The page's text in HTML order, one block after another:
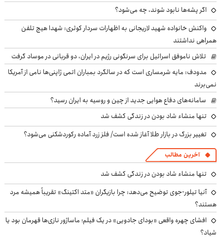
اگر پشه‌ها نابود شوند، چه می‌شود؟
واکنش خانواده شهید لاریجانی به اظهارات سردار کوثری: شهدا هیچ تلفن
همراهی نداشتند
تلاش ناموفق اسرائیل برای سرنگونی رژیم در ایران، دو قربانی در موساد گرفت
مدودف: مایه شرمساری است که در سالگرد بمباران اتمی ژاپنی‌ها نامی از آمریکا
نمی‌برند
سامانه‌های دفاع هوایی جدید از چین و روسیه به ایران رسید؟
تنها منشاء شاد بودن در زندگی کشف شد
تغییر بزرگ در بازار طلا آغاز شده است/ فلز زرد آماده رکوردشکنی می‌شود؟
آخرین مطالب
تنها منشاء شاد بودن در زندگی کشف شد
آنیا تیلور-جوی توضیح می‌دهد: چرا بازیگران «متد اکتینگ» تقریباً همیشه مرد
هستند؟
افشای چهره واقعی «بودای جادویی» در یک فیلم؛ ماساژور نازی‌ها قهرمان بود یا
شیاد؟